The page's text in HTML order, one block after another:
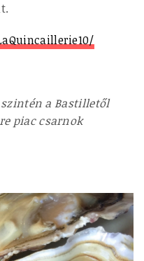
szintén a Bastilletől
piac csarnok